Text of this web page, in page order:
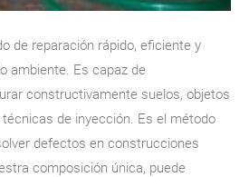
de reparación rápido, eficiente y
ambiente. Es capaz de
constructivamente suelos, objetos
de inyección. Es el método
defectos en construcciones
composición única, puede